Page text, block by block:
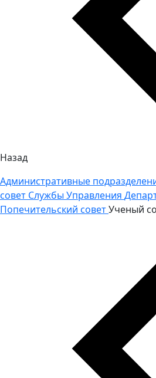
Назад
Административные
совет Службы Управления
Попечительский советУченый